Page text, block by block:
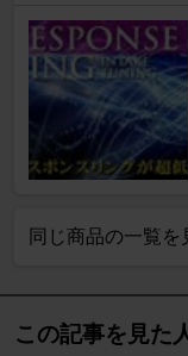
同じ商品の一覧を
この記事を見た